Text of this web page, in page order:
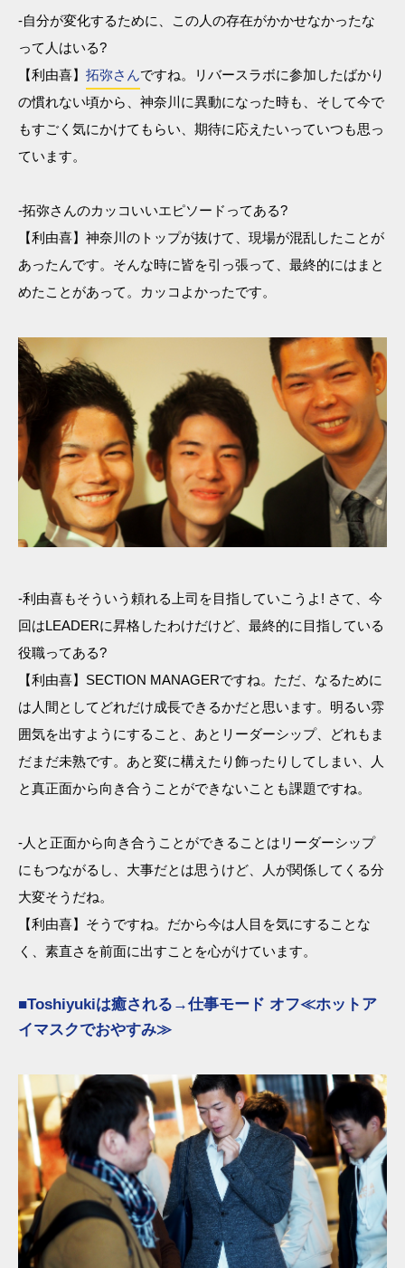
-自分が変化するために、この人の存在がかかせなかったな
って人はいる?
【利由喜】 拓弥さんですね。リバースラボに参加したばかり
の慣れない頃から、神奈川に異動になった時も、そして今で
もすごく気にかけてもらい、期待に応えたいっていつも思っ
ています。
-拓弥さんのカッコいいエピソードってある?
【利由喜】神奈川のトップが抜けて、現場が混乱したことが
あったんです。そんな時に皆を引っ張って、最終的にはまと
めたことがあって。カッコよかったです。
-利由喜もそういう頼れる上司を目指していこうよ! さて、今
回はLEADERに昇格したわけだけど、最終的に目指している
役職ってある?
【利由喜】SECTION MANAGERですね。ただ、なるために
は人間としてどれだけ成長できるかだと思います。明るい雰
囲気を出すようにすること、あとリーダーシップ、どれもま
だまだ未熟です。あと変に構えたり飾ったりしてしまい、人
と真正面から向き合うことができないことも課題ですね。
-人と正面から向き合うことができることはリーダーシップ
にもつながるし、大事だとは思うけど、人が関係してくる分
大変そうだね。
【利由喜】そうですね。だから今は人目を気にすることな
く、素直さを前面に出すことを心がけています。
■Toshiyukiは癒される→仕事モード オフ≪ホットア
イマスクでおやすみ≫